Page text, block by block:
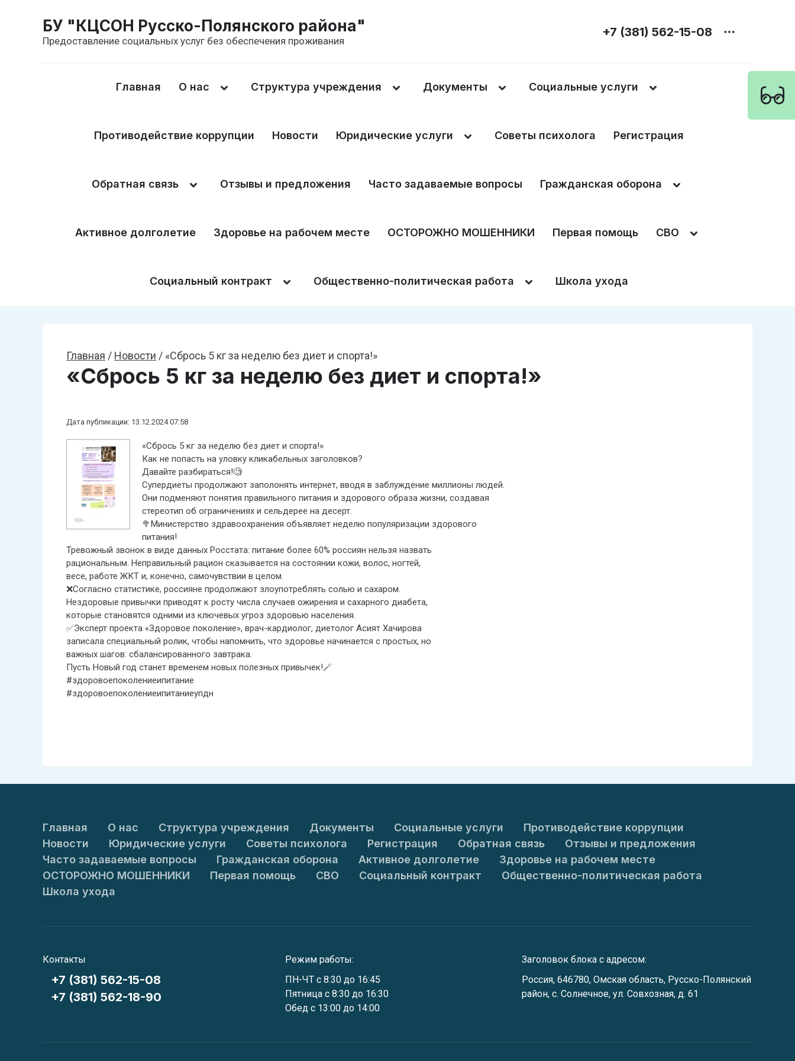
БУ "КЦСОН Русско-Полянского района"
Предоставление социальных услуг без обеспечения проживания
+7 (381) 562-15-08
Главная О нас Структура учреждения Документы Социальные услуги
Противодействие коррупции Новости Юридические услуги Советы психолога Регистрация
Обратная связь Отзывы и предложения Часто задаваемые вопросы Гражданская оборона
Активное долголетие Здоровье на рабочем месте ОСТОРОЖНО МОШЕННИКИ Первая помощь СВО
Социальный контракт Общественно-политическая работа Школа ухода
Главная / Новости / «Сбрось 5 кг за неделю без диет и спорта!»
«Сбрось 5 кг за неделю без диет и спорта!»
Дата публикации: 13.12.2024 07:58
«Сбрось 5 кг за неделю без диет и спорта!»
Как не попасть на уловку кликабельных заголовков?
Давайте разбираться!🧐
Супердиеты продолжают заполонять интернет, вводя в заблуждение миллионы людей.
Они подменяют понятия правильного питания и здорового образа жизни, создавая
стереотип об ограничениях и сельдерее на десерт.
🥦Министерство здравоохранения объявляет неделю популяризации здорового
питания!
Тревожный звонок в виде данных Росстата: питание более 60% россиян нельзя назвать
рациональным. Неправильный рацион сказывается на состоянии кожи, волос, ногтей,
весе, работе ЖКТ и, конечно, самочувствии в целом.
❌Согласно статистике, россияне продолжают злоупотреблять солью и сахаром.
Нездоровые привычки приводят к росту числа случаев ожирения и сахарного диабета,
которые становятся одними из ключевых угроз здоровью населения.
✅Эксперт проекта «Здоровое поколение», врач-кардиолог, диетолог Асият Хачирова
записала специальный ролик, чтобы напомнить, что здоровье начинается с простых, но
важных шагов: сбалансированного завтрака.
Пусть Новый год станет временем новых полезных привычек!🪄
#здоровоепоколениеипитание
#здоровоепоколениеипитаниеупдн
Главная О нас Структура учреждения Документы Социальные услуги
Противодействие коррупции
Новости
Юридические услуги Советы психолога Регистрация Обратная связь
Отзывы и предложения
Часто задаваемые вопросы
Гражданская оборона Активное долголетие
Здоровье на рабочем месте
ОСТОРОЖНО МОШЕННИКИ
Первая помощь СВО Социальный контракт
Общественно-политическая работа
Школа ухода
Контакты
+7 (381) 562-15-08
+7 (381) 562-18-90
Режим работы:
ПН-ЧТ с 8:30 до 16:45
Пятница с 8:30 до 16:30
Обед с 13:00 до 14:00
Заголовок блока с адресом:
Россия, 646780, Омская область, Русско-Полянский
район, с. Солнечное, ул. Совхозная, д. 61